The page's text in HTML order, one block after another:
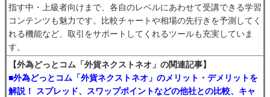
指す中・上級者向けまで、各自のレベルにあわせて受講できる学習
コンテンツも魅力です。比較チャートや相場の先行きを予測してく
れる機能など、取引をサポートしてくれるツールも充実していま
す。
【外為どっとコム「外貨ネクストネオ」の関連記事】
■外為どっとコム「外貨ネクストネオ」のメリット・デメリットを
解説！ スプレッド、スワップポイントなどの他社との比較、キャ